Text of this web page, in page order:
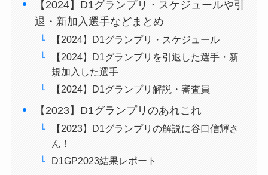
【2024】D1グランプリ・スケジュールや引
退・新加入選手などまとめ
【2024】D1グランプリ・スケジュール
【2024】D1グランプリを引退した選手・新
規加入した選手
【2024】D1グランプリ解説・審査員
【2023】D1グランプリのあれこれ
【2023】D1グランプリの解説に谷口信輝さ
ん！
D1GP2023結果レポート